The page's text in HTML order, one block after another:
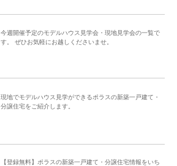
今週開催予定のモデルハウス見学会・現地見学会の一覧で
す。 ぜひお気軽にお越しくださいませ。
現地でモデルハウス見学ができるポラスの新築一戸建て・
分譲住宅をご紹介します。
【登録無料】ポラスの新築一戸建て・分譲住宅情報をいち